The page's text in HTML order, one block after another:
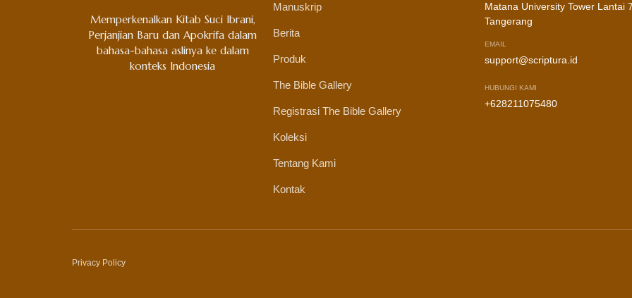
Memperkenalkan Kitab Suci Ibrani,
Perjanjian Baru dan Apokrifa dalam
bahasa-bahasa aslinya ke dalam
konteks Indonesia
Manuskrip
Berita
Produk
The Bible Gallery
Registrasi The Bible Gallery
Koleksi
Tentang Kami
Kontak
Matana University Tower Lantai 7,
Tangerang
EMAIL
support@scriptura.id
HUBUNGI KAMI
+628211075480
Privacy Policy